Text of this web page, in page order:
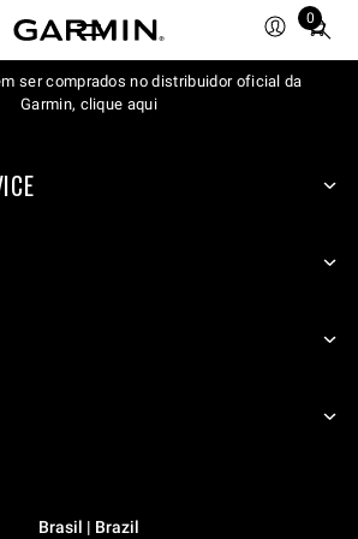
0
Total
items
in
ser comprados no distribuidor oficial da
Garmin, clique aqui
Brasil | Brazil